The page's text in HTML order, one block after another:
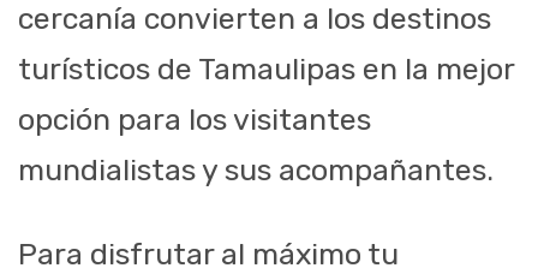
cercanía convierten a los destinos
turísticos de Tamaulipas en la mejor
opción para los visitantes
mundialistas y sus acompañantes.
Para disfrutar al máximo tu